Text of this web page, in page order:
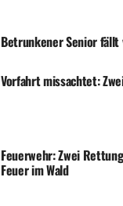
Betrunkener Senior fällt
Vorfahrt missachtet:
Feuerwehr: Zwei
Feuer im Wald